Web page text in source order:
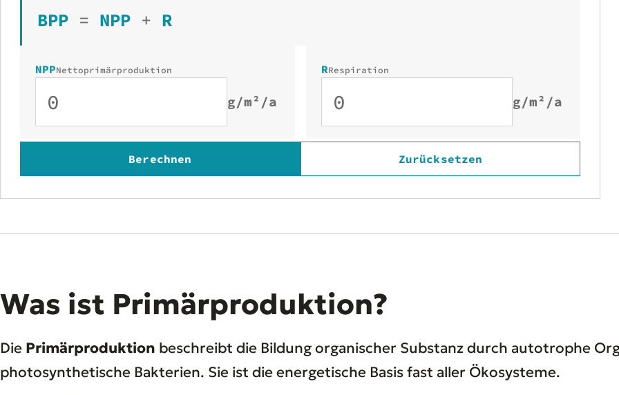
BPP = NPP + R
NPPNettoprimärproduktion
g/m²/a
RRespiration
g/m²/a
Berechnen Zurücksetzen
Was ist Primärproduktion?
Die Primärproduktion beschreibt die Bildung organischer Substanz durch autotrophe
photosynthetische Bakterien. Sie ist die energetische Basis fast aller Ökosysteme.